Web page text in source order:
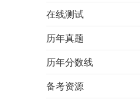
在线测试
历年真题
历年分数线
备考资源